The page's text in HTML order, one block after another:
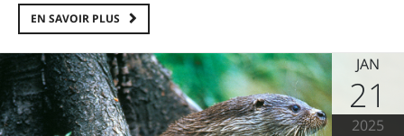
EN SAVOIR PLUS
JAN
21
2025